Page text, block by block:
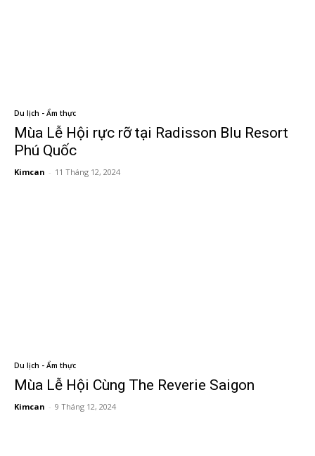
Du lịch - Ẩm thực
Mùa Lễ Hội rực rỡ tại Radisson Blu Resort
Phú Quốc
Kimcan - 11 Tháng 12, 2024
Du lịch - Ẩm thực
Mùa Lễ Hội Cùng The Reverie Saigon
Kimcan - 9 Tháng 12, 2024